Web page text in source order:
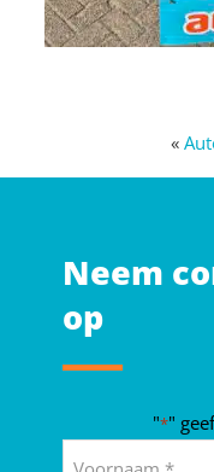
«
Neem
op
"*"